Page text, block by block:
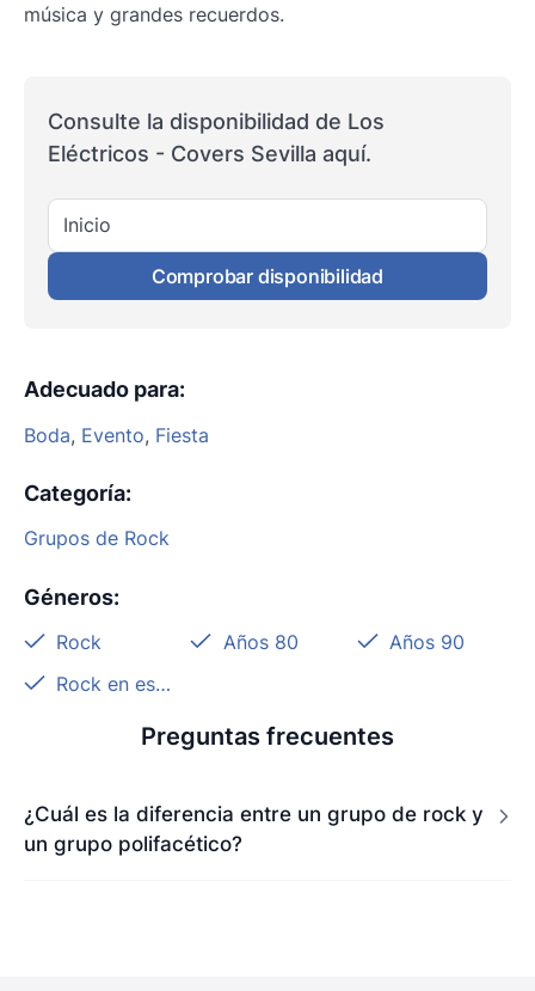
música y grandes recuerdos.
Consulte la disponibilidad de Los
Eléctricos - Covers Sevilla aquí.
Inicio
Comprobar disponibilidad
Adecuado para:
Boda, Evento, Fiesta
Categoría:
Grupos de Rock
Géneros:
Rock Años 80
Años 90
Rock en español
Preguntas frecuentes
¿Cuál es la diferencia entre un grupo de rock y
un grupo polifacético?